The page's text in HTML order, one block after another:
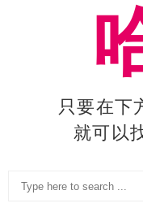
只要在下
就可以